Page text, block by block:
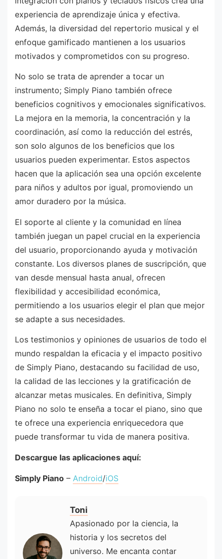
experiencia de aprendizaje única y efectiva.
Además, la diversidad del repertorio musical y el
enfoque gamificado mantienen a los usuarios
motivados y comprometidos con su progreso.
No solo se trata de aprender a tocar un
instrumento; Simply Piano también ofrece
beneficios cognitivos y emocionales significativos.
La mejora en la memoria, la concentración y la
coordinación, así como la reducción del estrés,
son solo algunos de los beneficios que los
usuarios pueden experimentar. Estos aspectos
hacen que la aplicación sea una opción excelente
para niños y adultos por igual, promoviendo un
amor duradero por la música.
El soporte al cliente y la comunidad en línea
también juegan un papel crucial en la experiencia
del usuario, proporcionando ayuda y motivación
constante. Los diversos planes de suscripción, que
van desde mensual hasta anual, ofrecen
flexibilidad y accesibilidad económica,
permitiendo a los usuarios elegir el plan que mejor
se adapte a sus necesidades.
Los testimonios y opiniones de usuarios de todo el
mundo respaldan la eficacia y el impacto positivo
de Simply Piano, destacando su facilidad de uso,
la calidad de las lecciones y la gratificación de
alcanzar metas musicales. En definitiva, Simply
Piano no solo te enseña a tocar el piano, sino que
te ofrece una experiencia enriquecedora que
puede transformar tu vida de manera positiva.
Descargue las aplicaciones aquí:
Simply Piano – Android/iOS
Toni
Apasionado por la ciencia, la
historia y los secretos del
universo. Me encanta contar